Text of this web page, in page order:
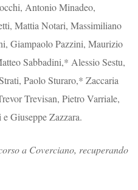
Antonio Minadeo,
Mattia Notari, Massimiliano
Giampaolo Pazzini, Maurizio
Sabbadini,* Alessio Sestu,
Paolo Sturaro,* Zaccaria
Trevisan, Pietro Varriale,
Giuseppe Zazzara.
a Coverciano, recuperando